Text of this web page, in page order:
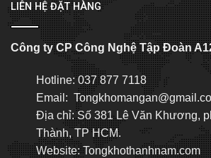
LIÊN HỆ ĐẶT HÀNG
Công ty CP Công Nghệ Tập Đoàn
Hotline: 037 877 7118
Email:
Địa chỉ: Số 381 Lê Văn Khương,
Thành, TP HCM.
Website: Tongkhothanhnam.com